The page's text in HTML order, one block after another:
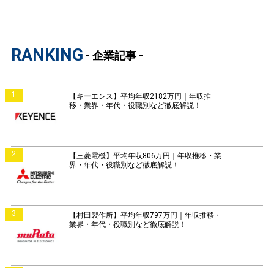
RANKING - 企業記事 -
1
【キーエンス】平均年収2182万円｜年収推
移・業界・年代・役職別など徹底解説！
2
【三菱電機】平均年収806万円｜年収推移・業
界・年代・役職別など徹底解説！
3
【村田製作所】平均年収797万円｜年収推移・
業界・年代・役職別など徹底解説！